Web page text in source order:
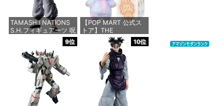
TAMASHII NATIONS
S.H.フィギュアーツ 呪
術廻戦 伏黒甚爾 約
155mm PVC&ABS製
塗装済み可動フィギュ
ア | 呪術廻戦 6インチ
アクションフィギュア
S.H. Figuarts - 伏黒藤
価格：¥13,200
【POP MART 公式ス
トア】THE
MONSTERS Big into
Energy シリーズ ぬい
ぐるみペンダント 【1
ピース】 エナジーラブ
ブ labubu ラブブ らぶ
ぶ ポップマート ブラ
インドボックス フィギ
ュア おもちゃ ガチャ
ガチャ
9位 10位